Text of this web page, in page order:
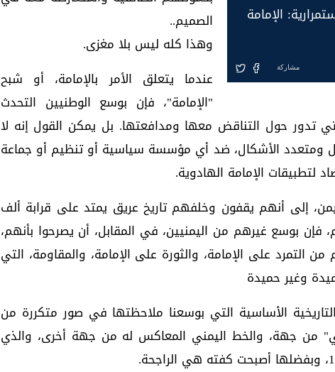
الإمامة
مشاركة
الصميم..
وهذا كله ليس بلا مغزى.
عندما يتعلق الأمر بالإمامة، أو شبح
"الإمامة"، فإن بوسع الوطنيين التحدث
تدور حول التناقض معها ومدافعتها. بل يمكن القول إنه لا
الأشكال، ضد أي مؤسسة سياسية أو تنظيم أو جماعة
لتطبيقات الإمامة الهادوية.
إلى أنهم يقفون وخلفهم تاريخ عريق يمتد على قرابة ألف
بوسع غيرهم من اليمنيين، في المقابل، أن يصرحوا بأنهم،
على الإمامة، والثورة على الإمامة، والمقاومة، التي
وغير حميدة
الأساسية التي بوسعنا ملاحظتها في صور متكررة من
من جهة، والخط اليمني المعاكس له من جهة أخرى، والذي